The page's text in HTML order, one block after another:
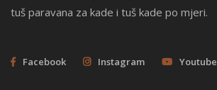
tuš paravana za kade i tuš kade po mjeri.
Facebook Instagram Youtube